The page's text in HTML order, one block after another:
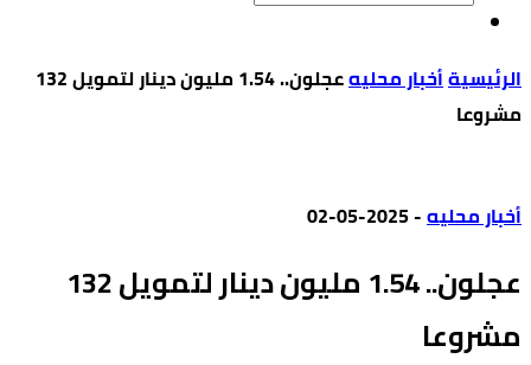
‫الرئيسية‬أخبار محليه
عجلون.. 1.54 مليون دينار لتمويل 132
مشروعا
أخبار محليه-
2025-05-02
عجلون.. 1.54 مليون دينار لتمويل 132
مشروعا